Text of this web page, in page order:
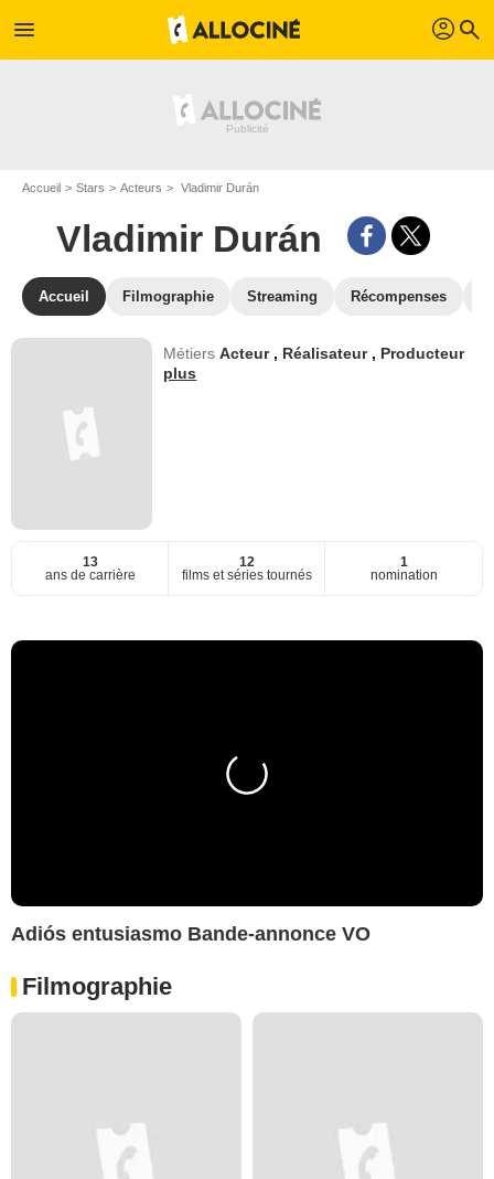
menu profil search
Accueil Stars Acteurs Vladimir Durán
Vladimir Durán
Accueil Filmographie Streaming Récompenses
MétiersActeur , Réalisateur , Producteur
plus
13
ans de carrière
12
films et séries tournés
1
nomination
Adiós entusiasmo Bande-annonce VO
Filmographie